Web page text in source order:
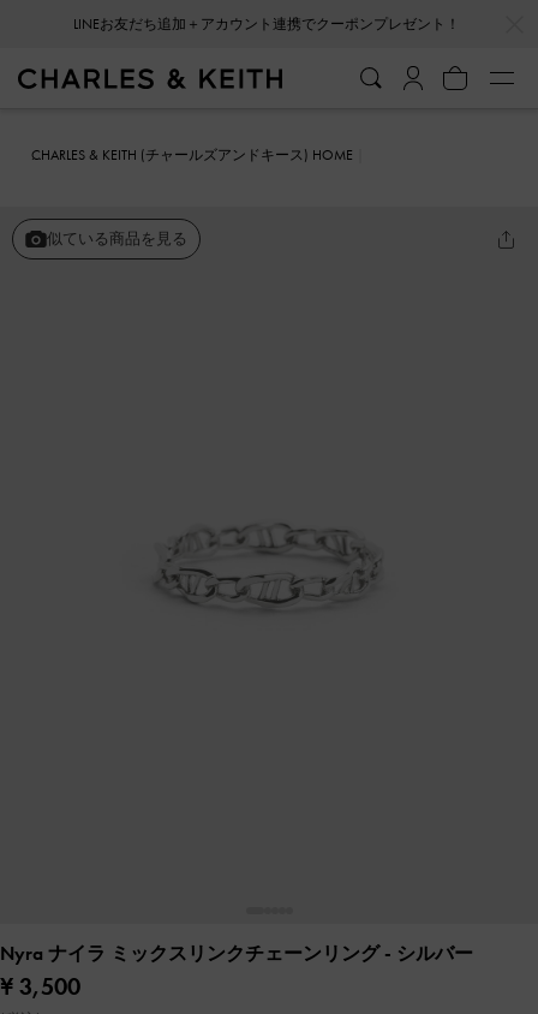
LINEお友だち追加＋アカウント連携でクーポンプレゼント！
CHARLES & KEITH (チャールズアンドキース) HOME
似ている商品を見る
Nyra ナイラ ミックスリンクチェーンリング- シルバー
¥ 3,500